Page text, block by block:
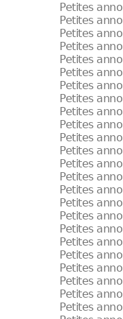
Petites
Petites
Petites
Petites
Petites
Petites
Petites
Petites
Petites
Petites
Petites
Petites
Petites
Petites
Petites
Petites
Petites
Petites
Petites
Petites
Petites
Petites
Petites
Petites